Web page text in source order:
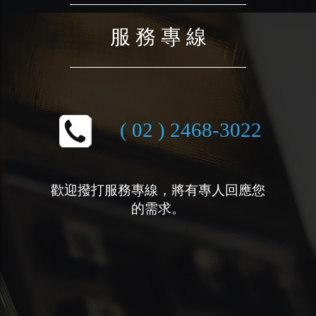
服 務 專 線
( 02 ) 2468-3022
歡迎撥打服務專線，將有專人回應您
的需求。